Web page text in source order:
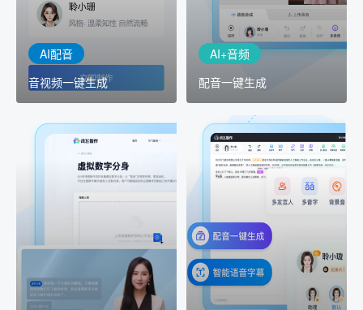
AI配音
音视频一键生成
出
AI+音频
配音一键生成
AI+创意
精品声音复刻
AI+创意：AIGC 能力集中
展示窗口，体验 AIGC 给
生活和生产带来的改变
讯飞智作：让每一个内容
创作者高效生产灵活定制